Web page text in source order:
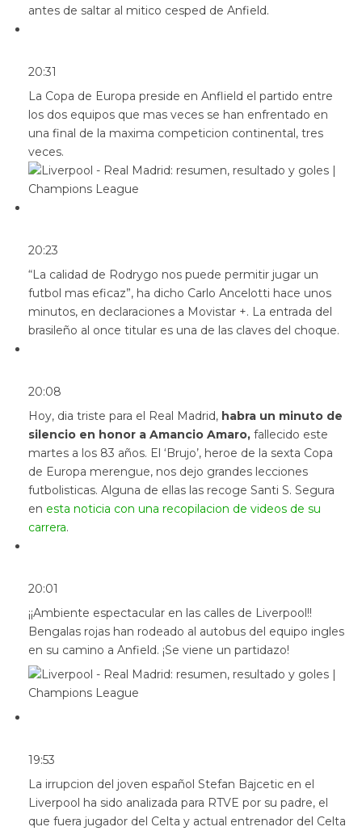
antes de saltar al mitico cesped de Anfield.
20:31
La Copa de Europa preside en Anflield el partido entre
los dos equipos que mas veces se han enfrentado en
una final de la maxima competicion continental, tres
veces.
20:23
“La calidad de Rodrygo nos puede permitir jugar un
futbol mas eficaz”, ha dicho Carlo Ancelotti hace unos
minutos, en declaraciones a Movistar +. La entrada del
brasileño al once titular es una de las claves del choque.
20:08
Hoy, dia triste para el Real Madrid, habra un minuto de
silencio en honor a Amancio Amaro, fallecido este
martes a los 83 años. El ‘Brujo’, heroe de la sexta Copa
de Europa merengue, nos dejo grandes lecciones
futbolisticas. Alguna de ellas las recoge Santi S. Segura
en esta noticia con una recopilacion de videos de su
carrera.
20:01
¡¡Ambiente espectacular en las calles de Liverpool!!
Bengalas rojas han rodeado al autobus del equipo ingles
en su camino a Anfield. ¡Se viene un partidazo!
19:53
La irrupcion del joven español Stefan Bajcetic en el
Liverpool ha sido analizada para RTVE por su padre, el
que fuera jugador del Celta y actual entrenador del Celta